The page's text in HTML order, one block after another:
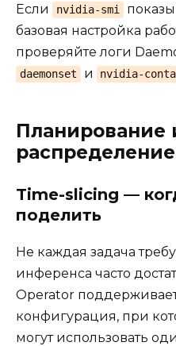
Если nvidia-smi
базовая настройка
проверяйте логи
daemonset
и nvidia-
Планирование
распределение
Time-slicing —
поделить
Не каждая задача
инференса часто
Operator
конфигурация, при
могут использовать